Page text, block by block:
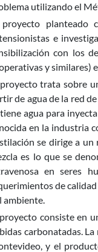
utilizando el
planteado
e
con los
y similares)
trata sobre
de agua de la red
agua para
en la industria
se dirige a un
es lo que se
en seres
de
ambiente.
consiste en
carbonatadas.
y el